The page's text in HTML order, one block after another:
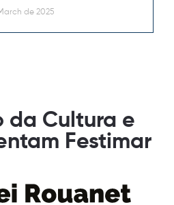
de 2025
da Cultura e
Festimar